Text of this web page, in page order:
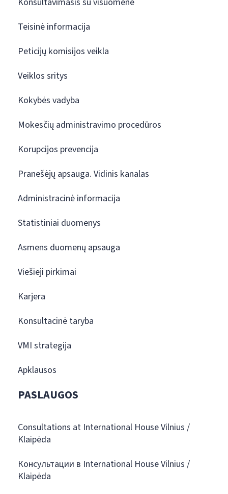
Teisinė informacija
Peticijų komisijos veikla
Veiklos sritys
Kokybės vadyba
Mokesčių administravimo procedūros
Korupcijos prevencija
Pranešėjų apsauga. Vidinis kanalas
Administracinė informacija
Statistiniai duomenys
Asmens duomenų apsauga
Viešieji pirkimai
Karjera
Konsultacinė taryba
VMI strategija
Apklausos
PASLAUGOS
Consultations at International House Vilnius /
Klaipėda
Консультации в International House Vilnius /
Klaipėda